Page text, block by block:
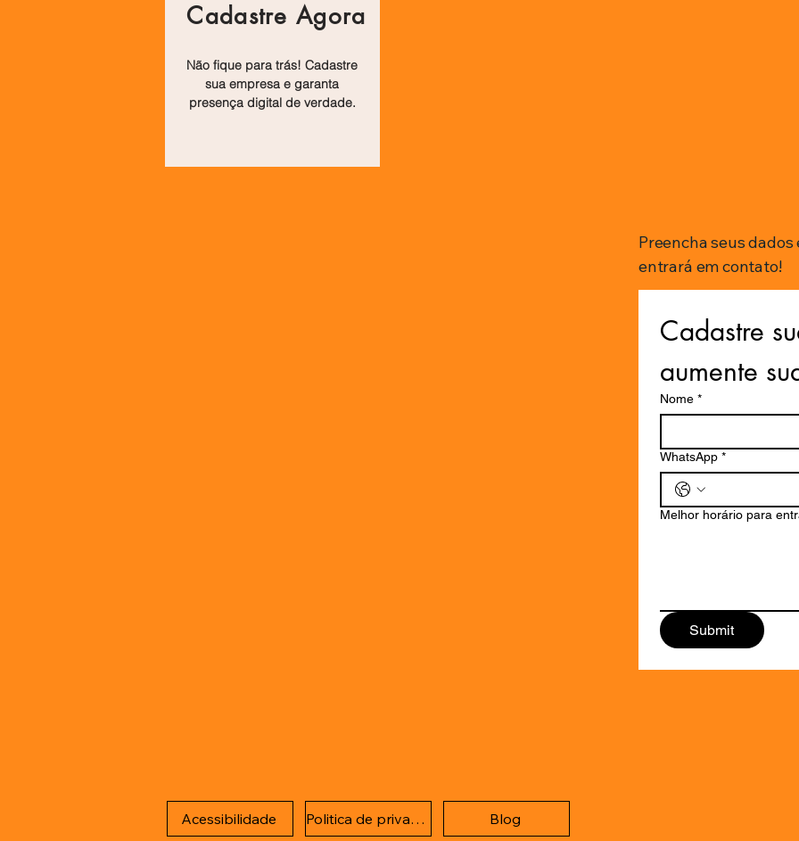
Cadastre Agora
Não fique para trás! Cadastre
sua empresa e garanta
presença digital de verdade.
Acessibilidade Politica de privacidade Blog
Preencha seus
entrará em contato!
Cadastre
aumente
Nome *
WhatsApp *
Melhor horário para
Submit